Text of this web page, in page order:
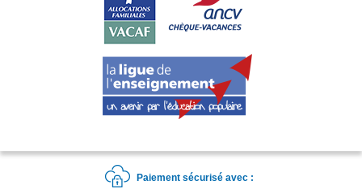
Paiement sécurisé avec :